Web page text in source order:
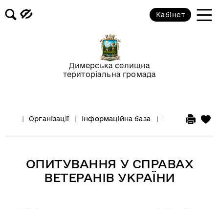
Димерська селищна
територіальна громада
Кабінет
Організації Інформаційна база Інформація
ОПИТУВАННЯ У СПРАВАХ
ВЕТЕРАНІВ УКРАЇНИ